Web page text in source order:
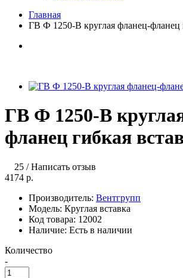
Главная
ГВ Ф 1250-B круглая фланец-фланец
ГВ Ф 1250-B
фланец гибкая
25 /Написать отзыв
4174 р.
Производитель: Вентгрупп
Модель: Круглая вставка
Код товара: 12002
Наличие: Есть в наличии
Количество
-